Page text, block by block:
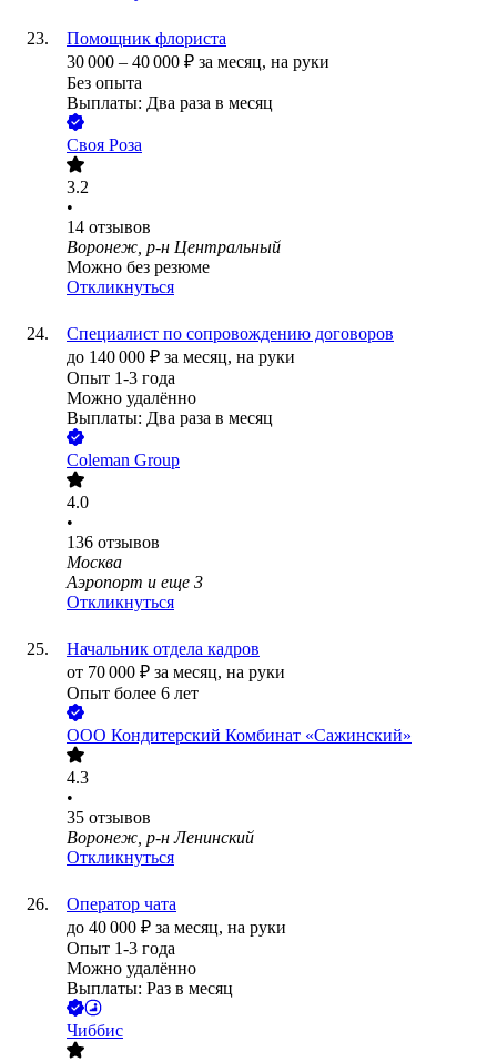
Помощник флориста
30 000 – 40 000 ₽ за месяц, на руки
Без опыта
Выплаты: Два раза в месяц
Своя Роза
3.2
•
14 отзывов
Воронеж, р-н Центральный
Можно без резюме
Откликнуться
Специалист по сопровождению договоров
до 140 000 ₽ за месяц, на руки
Опыт 1-3 года
Можно удалённо
Выплаты: Два раза в месяц
Coleman Group
4.0
•
136 отзывов
Москва
Аэропорт и еще 3
Откликнуться
Начальник отдела кадров
от 70 000 ₽ за месяц, на руки
Опыт более 6 лет
ООО Кондитерский Комбинат «Сажинский»
4.3
•
35 отзывов
Воронеж, р-н Ленинский
Откликнуться
Оператор чата
до 40 000 ₽ за месяц, на руки
Опыт 1-3 года
Можно удалённо
Выплаты: Раз в месяц
Чиббис